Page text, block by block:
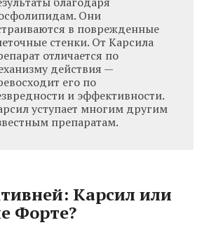
Они
в поврежденные
стенки. От Карсила
отличается по
действия —
его по
и эффективности.
уступает многим другим
препаратам.
Карсил или
Форте?